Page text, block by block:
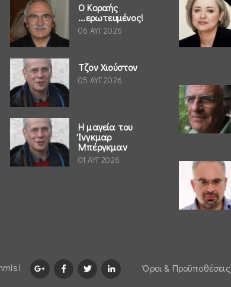
Ο Κοραής
...ερωτευμένος!
06 ΑΥΓ 2026
Τζον Χιούστον
05 ΑΥΓ 2026
Η μαγεία του
Ίνγκμαρ
Μπέργκμαν
01 ΑΥΓ 2026
Όροι & Προϋποθέσεις